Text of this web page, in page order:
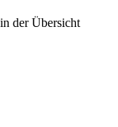
der Übersicht